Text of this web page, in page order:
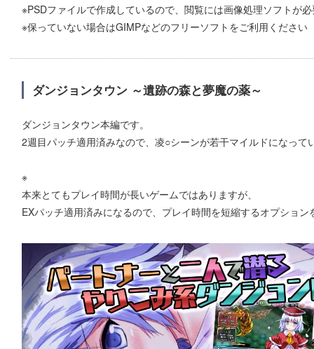
※PSDファイルで作成しているので、閲覧には画像処理ソフトが
※保っていない場合はGIMPなどのフリーソフトをご利用ください
ダンジョンタウン ～遺跡の森と夢魔の薬～
ダンジョンタウン本編です。
2週目パッチ適用済みなので、凌○シーンが若干マイルドになって
※
本来とてもプレイ時間が長いゲームではありますが、
EXパッチ適用済みになるので、プレイ時間を短縮するオプショ